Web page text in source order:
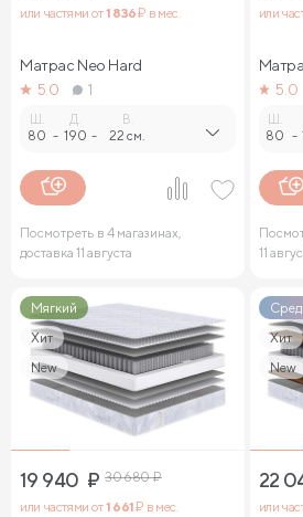
или частями от1 836₽ в мес.
Матрас Neo Hard
5.0
1
80 -
Д.
190 -
В.
22 см.
Посмотреть в 4 магазинах,
доставка 11 августа
или
5.0
80 -
11
Мягкий
Хит
New
19 940 ₽ 30 680₽
или частями от1 661₽ в мес.
Хит
New
22
или